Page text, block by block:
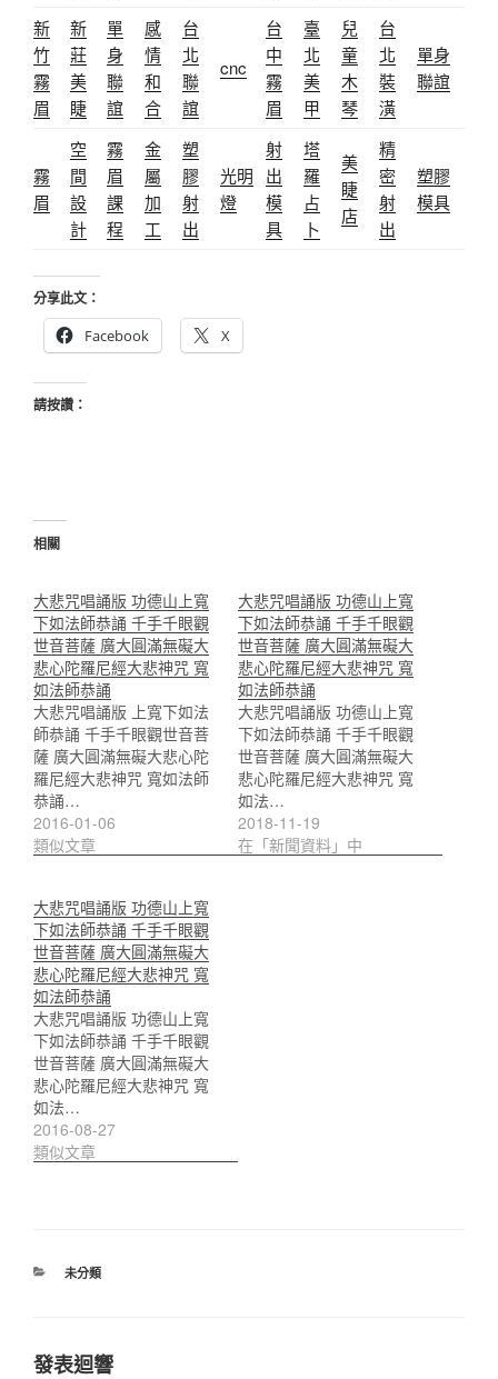
新
竹
霧
眉
新
莊
美
睫
單
身
聯
誼
感
情
和
合
台
北
聯
誼
cnc
台
中
霧
眉
臺
北
美
甲
兒
童
木
琴
台
北
裝
潢
單身
聯誼
霧
眉
空
間
設
計
霧
眉
課
程
金
屬
加
工
塑
膠
射
出
光明
燈
射
出
模
具
塔
羅
占
卜
美
睫
店
精
密
射
出
塑膠
模具
分享此文：
Facebook
X
請按讚：
相關
大悲咒唱誦版 功德山上寬
下如法師恭誦 千手千眼觀
世音菩薩 廣大圓滿無礙大
悲心陀羅尼經大悲神咒 寬
如法師恭誦
大悲咒唱誦版 上寬下如法
師恭誦 千手千眼觀世音菩
薩 廣大圓滿無礙大悲心陀
羅尼經大悲神咒 寬如法師
恭誦…
2016-01-06
類似文章
大悲咒唱誦版 功德山上寬
下如法師恭誦 千手千眼觀
世音菩薩 廣大圓滿無礙大
悲心陀羅尼經大悲神咒 寬
如法師恭誦
大悲咒唱誦版 功德山上寬
下如法師恭誦 千手千眼觀
世音菩薩 廣大圓滿無礙大
悲心陀羅尼經大悲神咒 寬
如法…
2018-11-19
在「新聞資料」中
大悲咒唱誦版 功德山上寬
下如法師恭誦 千手千眼觀
世音菩薩 廣大圓滿無礙大
悲心陀羅尼經大悲神咒 寬
如法師恭誦
大悲咒唱誦版 功德山上寬
下如法師恭誦 千手千眼觀
世音菩薩 廣大圓滿無礙大
悲心陀羅尼經大悲神咒 寬
如法…
2016-08-27
類似文章
分
未分類
發表迴響